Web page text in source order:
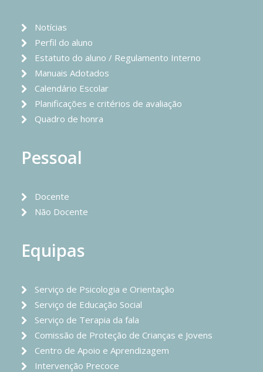
Notícias
Perfil do aluno
Estatuto do aluno / Regulamento Interno
Manuais Adotados
Calendário Escolar
Planificações e critérios de avaliação
Quadro de honra
Pessoal
Docente
Não Docente
Equipas
Serviço de Psicologia e Orientação
Serviço de Educação Social
Serviço de Terapia da fala
Comissão de Proteção de Crianças e Jovens
Centro de Apoio e Aprendizagem
Intervenção Precoce